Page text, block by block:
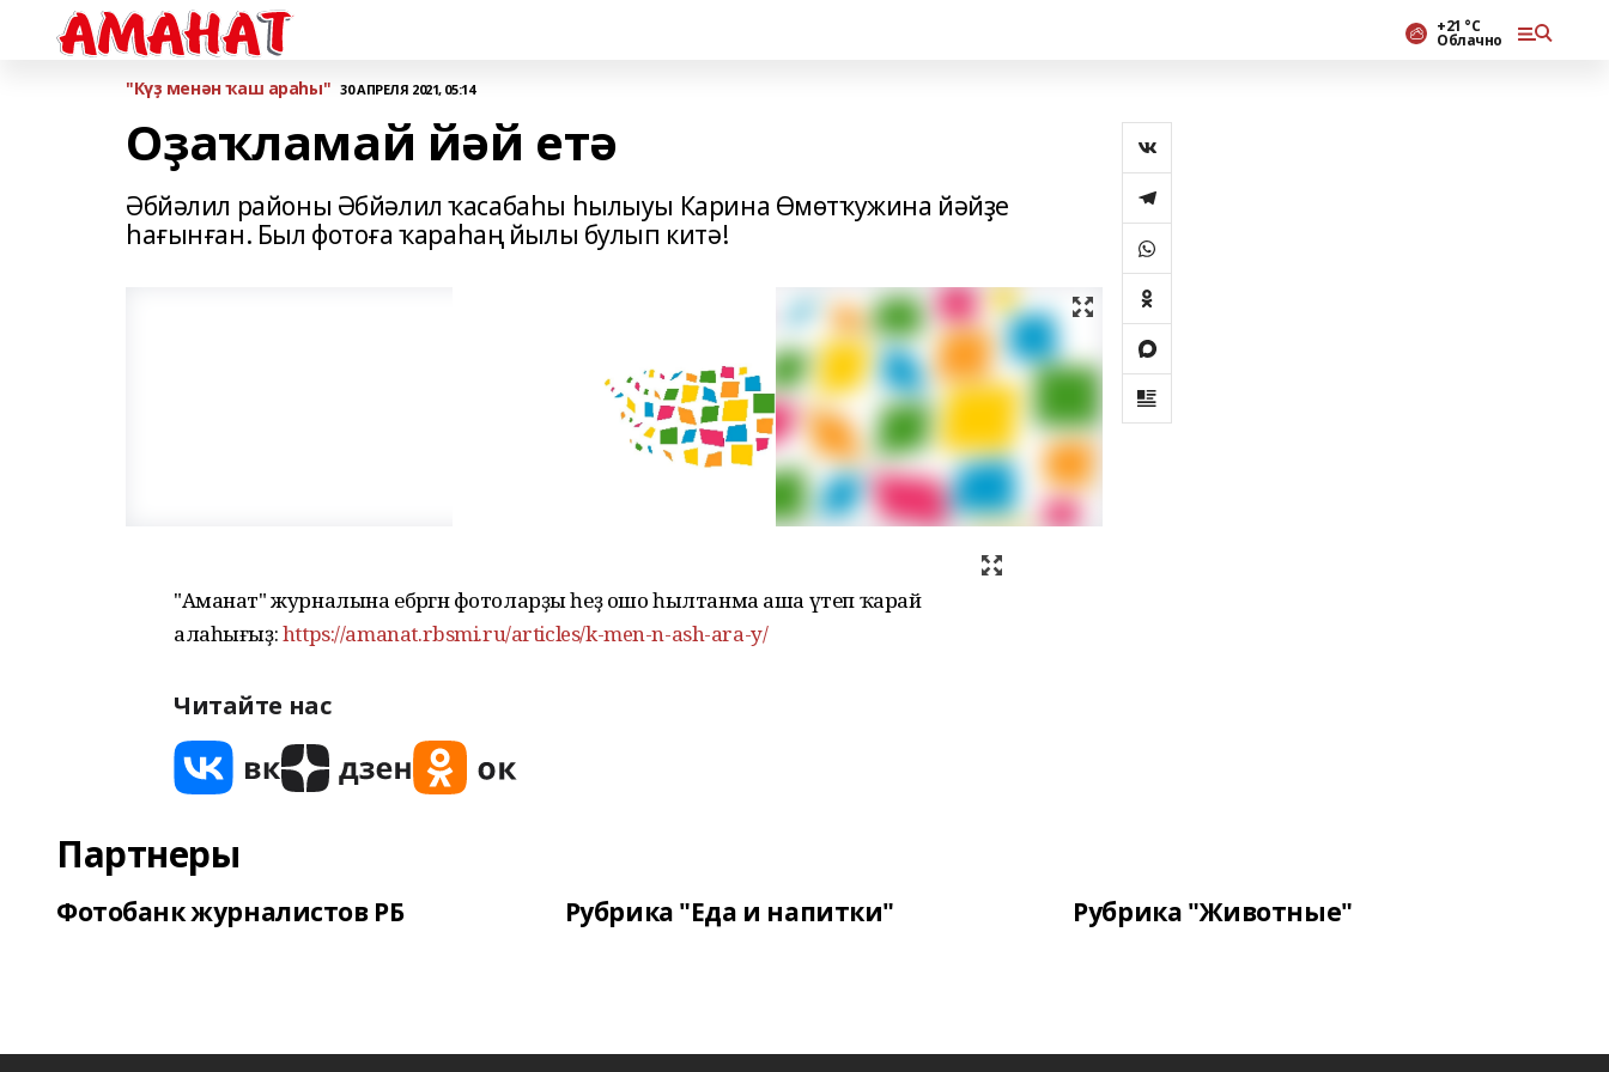
+21 °С
Облачно
"Күҙ менән ҡаш араһы" 30 АПРЕЛЯ 2021, 05:14
Оҙаҡламай йәй етә
Әбйәлил районы Әбйәлил ҡасабаһы һылыуы Карина Өмөтҡужина йәйҙе
һағынған. Был фотоға ҡараһаң йылы булып китә!
"Аманат" журналына ебәргән фотоларҙы һеҙ ошо һылтанма аша үтеп ҡарай
алаһығыҙ:https://amanat.rbsmi.ru/articles/k-men-n-ash-ara-y/
Читайте нас
Партнеры
Фотобанк журналистов РБ Рубрика "Еда и напитки" Рубрика "Животные"